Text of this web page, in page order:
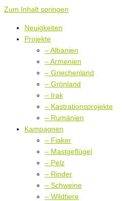
Zum Inhalt springen
Neuigkeiten
Projekte
– Albanien
– Armenien
– Griechenland
– Grönland
– Irak
– Kastrationsprojekte
– Rumänien
Kampagnen
– Fiaker
– Mastgeflügel
– Pelz
– Rinder
– Schweine
– Wildtiere